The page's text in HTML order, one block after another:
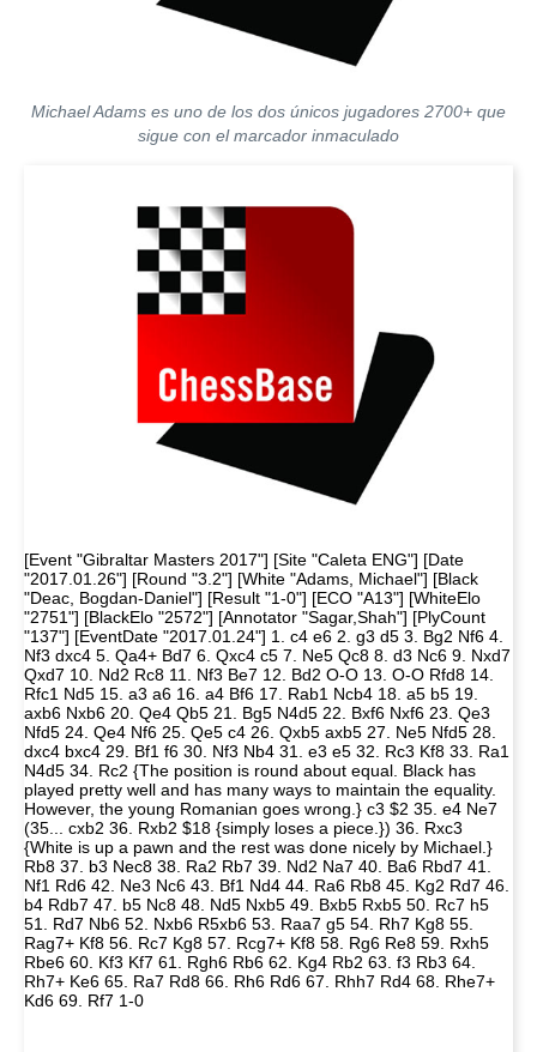
Michael Adams es uno de los dos únicos jugadores 2700+ que
sigue con el marcador inmaculado
[Event "Gibraltar Masters 2017"] [Site "Caleta ENG"] [Date
"2017.01.26"] [Round "3.2"] [White "Adams, Michael"] [Black
"Deac, Bogdan-Daniel"] [Result "1-0"] [ECO "A13"] [WhiteElo
"2751"] [BlackElo "2572"] [Annotator "Sagar,Shah"] [PlyCount
"137"] [EventDate "2017.01.24"] 1. c4 e6 2. g3 d5 3. Bg2 Nf6 4.
Nf3 dxc4 5. Qa4+ Bd7 6. Qxc4 c5 7. Ne5 Qc8 8. d3 Nc6 9. Nxd7
Qxd7 10. Nd2 Rc8 11. Nf3 Be7 12. Bd2 O-O 13. O-O Rfd8 14.
Rfc1 Nd5 15. a3 a6 16. a4 Bf6 17. Rab1 Ncb4 18. a5 b5 19.
axb6 Nxb6 20. Qe4 Qb5 21. Bg5 N4d5 22. Bxf6 Nxf6 23. Qe3
Nfd5 24. Qe4 Nf6 25. Qe5 c4 26. Qxb5 axb5 27. Ne5 Nfd5 28.
dxc4 bxc4 29. Bf1 f6 30. Nf3 Nb4 31. e3 e5 32. Rc3 Kf8 33. Ra1
N4d5 34. Rc2 {The position is round about equal. Black has
played pretty well and has many ways to maintain the equality.
However, the young Romanian goes wrong.} c3 $2 35. e4 Ne7
(35... cxb2 36. Rxb2 $18 {simply loses a piece.}) 36. Rxc3
{White is up a pawn and the rest was done nicely by Michael.}
Rb8 37. b3 Nec8 38. Ra2 Rb7 39. Nd2 Na7 40. Ba6 Rbd7 41.
Nf1 Rd6 42. Ne3 Nc6 43. Bf1 Nd4 44. Ra6 Rb8 45. Kg2 Rd7 46.
b4 Rdb7 47. b5 Nc8 48. Nd5 Nxb5 49. Bxb5 Rxb5 50. Rc7 h5
51. Rd7 Nb6 52. Nxb6 R5xb6 53. Raa7 g5 54. Rh7 Kg8 55.
Rag7+ Kf8 56. Rc7 Kg8 57. Rcg7+ Kf8 58. Rg6 Re8 59. Rxh5
Rbe6 60. Kf3 Kf7 61. Rgh6 Rb6 62. Kg4 Rb2 63. f3 Rb3 64.
Rh7+ Ke6 65. Ra7 Rd8 66. Rh6 Rd6 67. Rhh7 Rd4 68. Rhe7+
Kd6 69. Rf7 1-0